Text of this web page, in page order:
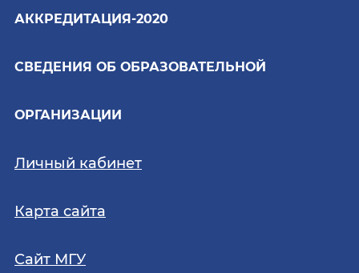
АККРЕДИТАЦИЯ-2020
СВЕДЕНИЯ ОБ ОБРАЗОВАТЕЛЬНОЙ
ОРГАНИЗАЦИИ
Личный кабинет
Карта сайта
Сайт МГУ